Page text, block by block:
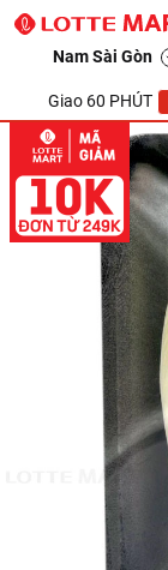
Nam Sài Gòn
Giao 60 PHÚT